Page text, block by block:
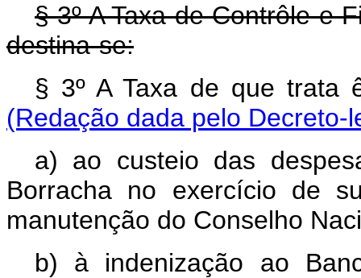
§ 3º A Taxa de Contrôle e
destina-se:
§ 3º A Taxa de que
(Redação dada pelo Decreto-
a) ao custeio das
Borracha no exercício de
manutenção do Conselho
b) à indenização ao